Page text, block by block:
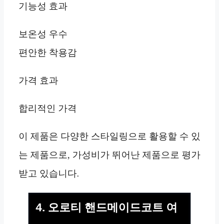
기능성 효과
보온성 우수
편안한 착용감
가격 효과
합리적인 가격
이 제품은 다양한 스타일링으로 활용할 수 있
는 제품으로, 가성비가 뛰어난 제품으로 평가
받고 있습니다.
4. 오로티 핸드메이드코트 여